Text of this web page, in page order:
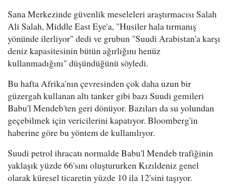
Sana Merkezinde güvenlik meseleleri araştırmacısı Salah
Ali Salah, Middle East Eye'a, "Husiler hala tırmanış
yönünde ilerliyor" dedi ve grubun "Suudi Arabistan'a karşı
deniz kapasitesinin bütün ağırlığını henüz
kullanmadığını" düşündüğünü söyledi.
Bu hafta Afrika'nın çevresinden çok daha uzun bir
güzergah kullanan altı tanker gibi bazı Suudi gemileri
Babu'l Mendeb'ten geri dönüyor. Bazıları da su yolundan
geçebilmek için vericilerini kapatıyor. Bloomberg'in
haberine göre bu yöntem de kullanılıyor.
Suudi petrol ihracatı normalde Babu'l Mendeb trafiğinin
yaklaşık yüzde 66'sını oluştururken Kızıldeniz genel
olarak küresel ticaretin yüzde 10 ila 12'sini taşıyor.